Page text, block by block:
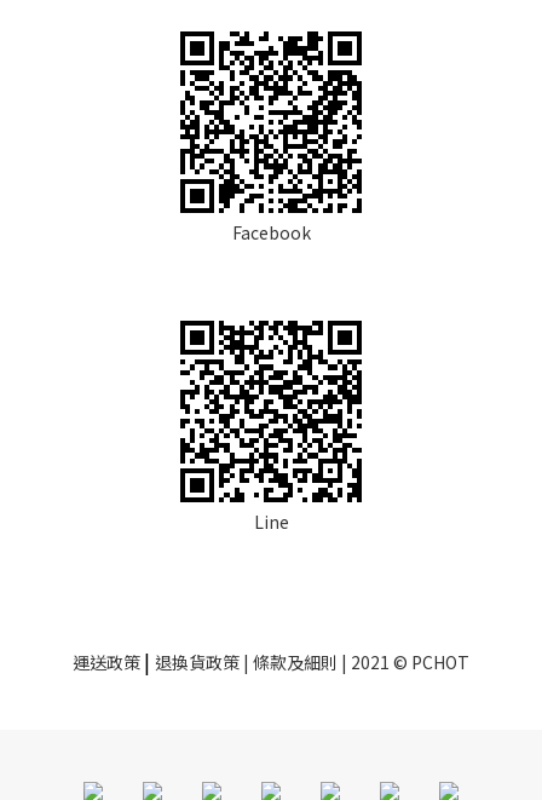
Facebook
Line
運送政策 | 退換貨政策 | 條款及細則 | 2021 © PCHOT